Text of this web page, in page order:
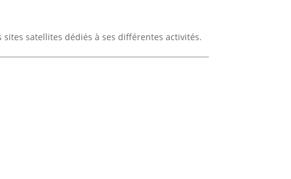
sites satellites dédiés à ses différentes activités.